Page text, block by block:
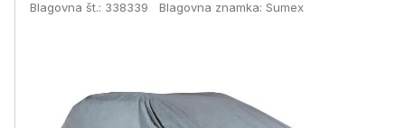
Blagovna št.: 338339 Blagovna znamka: Sumex